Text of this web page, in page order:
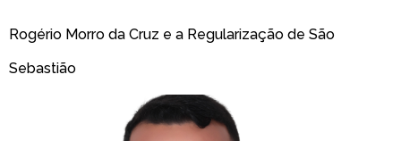
Rogério Morro da Cruz e a Regularização de São
Sebastião